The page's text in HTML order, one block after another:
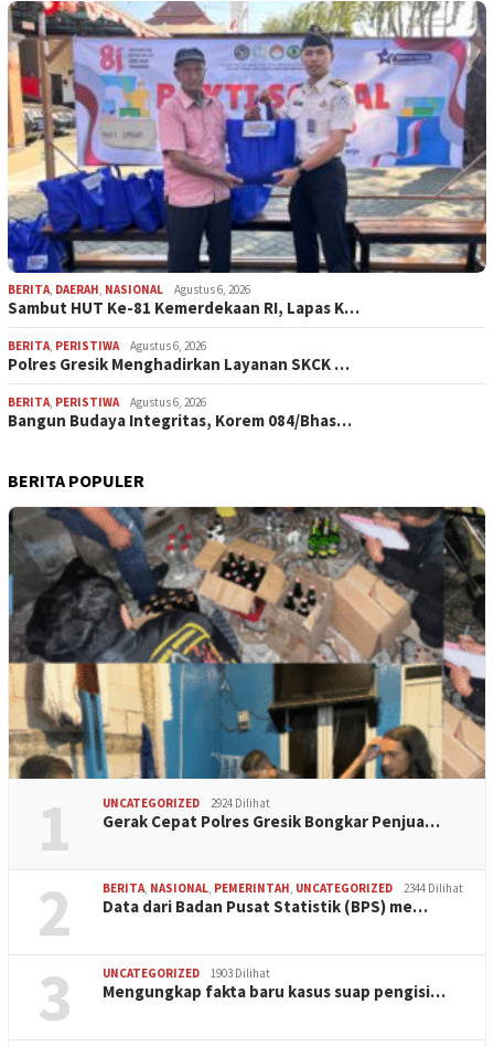
BERITA, DAERAH, NASIONAL Agustus 6, 2026
Sambut HUT Ke-81 Kemerdekaan RI, Lapas K…
BERITA, PERISTIWA Agustus 6, 2026
Polres Gresik Menghadirkan Layanan SKCK …
BERITA, PERISTIWA Agustus 6, 2026
Bangun Budaya Integritas, Korem 084/Bhas…
BERITA POPULER
1 UNCATEGORIZED 2924 Dilihat
Gerak Cepat Polres Gresik Bongkar Penjua…
2 BERITA, NASIONAL, PEMERINTAH, UNCATEGORIZED 2344 Dilihat
Data dari Badan Pusat Statistik (BPS) me…
3 UNCATEGORIZED 1903 Dilihat
Mengungkap fakta baru kasus suap pengisi…